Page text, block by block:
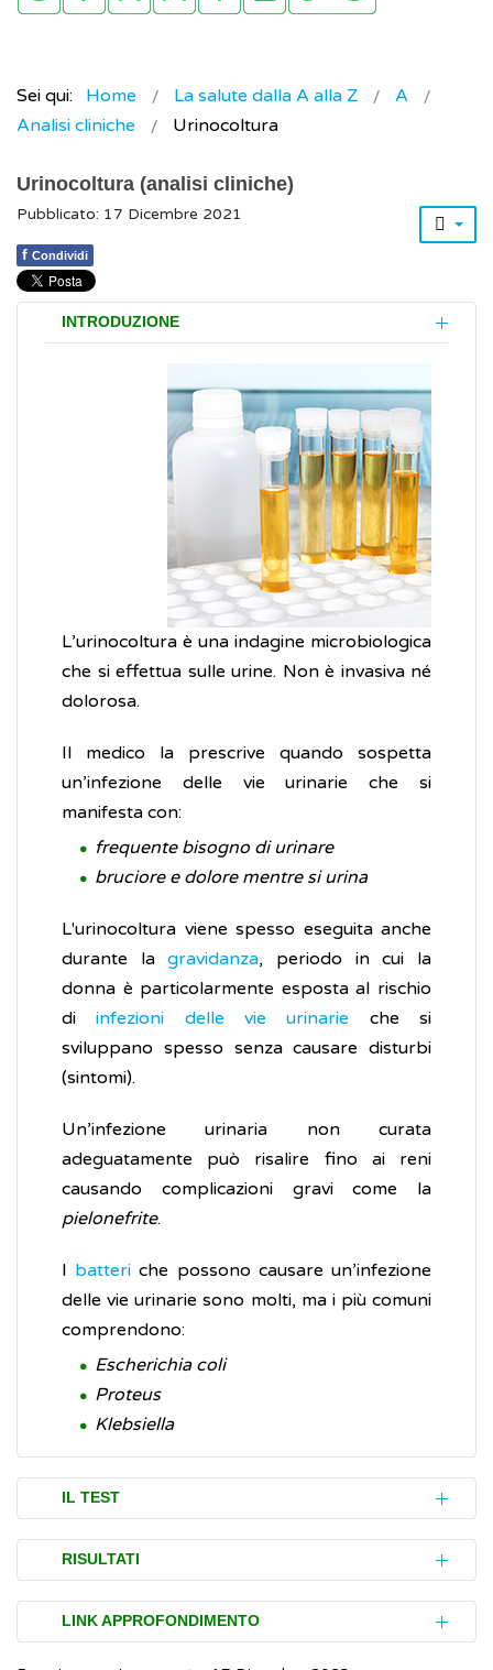
Sei qui: Home La salute dalla A alla Z
A
Analisi cliniche
Urinocoltura
Urinocoltura (analisi cliniche)
Pubblicato: 17 Dicembre 2021
f Condividi
INTRODUZIONE
L’urinocoltura è una indagine microbiologica
che si effettua sulle urine. Non è invasiva né
dolorosa.
Il medico la prescrive quando sospetta
un’infezione delle vie urinarie che si
manifesta con:
frequente bisogno di urinare
bruciore e dolore mentre si urina
L'urinocoltura viene spesso eseguita anche
durante lagravidanza, periodo in cui la
donna è particolarmente esposta al rischio
diinfezioni delle vie urinarie che si
sviluppano spesso senza causare disturbi
(sintomi).
Un’infezione urinaria non curata
adeguatamente può risalire fino ai reni
causando complicazioni gravi come la
pielonefrite.
I batteri che possono causare un’infezione
delle vie urinarie sono molti, ma i più comuni
comprendono:
Escherichia coli
Proteus
Klebsiella
IL TEST
Per effettuare l’urinocoltura non è
necessaria alcuna preparazione particolare.
È sufficiente acquistare in farmacia, o
parafarmacia, un apposito contenitore
RISULTATI
Se il risultato dell’urinocoltura è definito
positivosignifica che si è sviluppato un
LINK APPROFONDIMENTO